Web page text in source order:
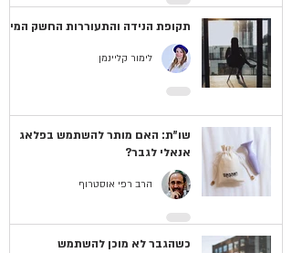
תקופת הנידה והתעוררות החשק המיני
לימור קליינמן
שו"ת: האם מותר להשתמש בפלאג
אנאלי לגבר?
הרב רפי אוסטרוף
כשהגבר לא מוכן להשתמש